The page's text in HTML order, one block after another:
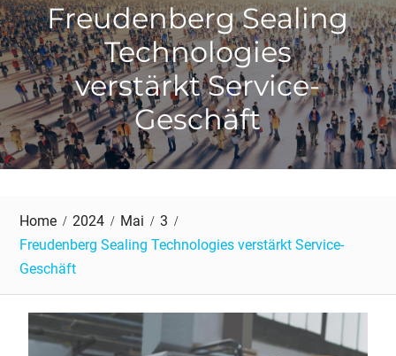
Freudenberg Sealing
Technologies
verstärkt Service-
Geschäft
Home 2024 Mai
3
Freudenberg Sealing Technologies verstärkt Service-
Geschäft